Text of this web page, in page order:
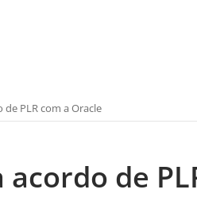
PLR com a Oracle
de